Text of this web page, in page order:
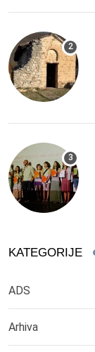
KATEGORIJE
ADS
Arhiva